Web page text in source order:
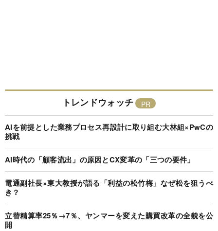
トレンドウォッチ
AIを前提とした業務プロセス再設計に取り組む大林組×PwCの
挑戦
AI時代の「顧客流出」の原因とCX変革の「三つの要件」
電通副社長×東大教授が語る「利益の松竹梅」なぜ松を狙うべ
き？
立替精算率25％→7％、ヤンマーを変えた購買改革の全貌を公
開